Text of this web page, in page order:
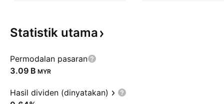
Statistik utama
Permodalan pasaran
‪3.09 B‬ MYR
Hasil dividen (dinyatakan)